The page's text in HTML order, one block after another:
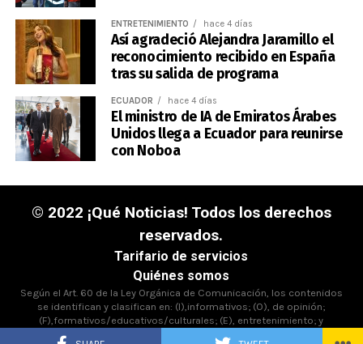
Así agradeció Alejandra Jaramillo el
reconocimiento recibido en España
tras su salida de programa
El ministro de IA de Emiratos Árabes
Unidos llega a Ecuador para reunirse
con Noboa
reservados.
Tarifario de servicios
Quiénes somos
Según el Art. 60 de la Ley Orgánica de Comunicación, los contenidos
se identifican y clasifican en: (I),informativos; (O), de opinión;
(F),formativos/educativos/culturales; (E), entretenimiento; y
(D),deportivos.